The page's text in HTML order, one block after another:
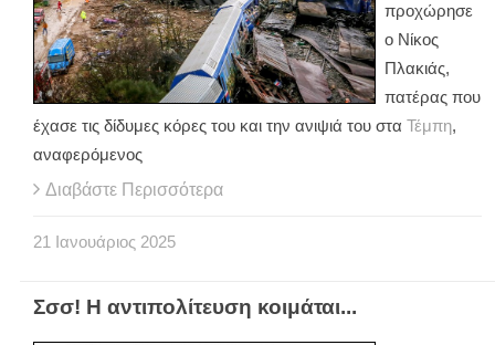
προχώρησε
ο Νίκος
Πλακιάς,
πατέρας που
έχασε τις δίδυμες κόρες του και την ανιψιά του στα Τέμπη,
αναφερόμενος
Διαβάστε Περισσότερα
21 Ιανουάριος 2025
Σσσ! Η αντιπολίτευση κοιμάται...